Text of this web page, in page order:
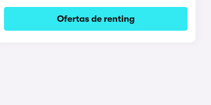
Ofertas de renting